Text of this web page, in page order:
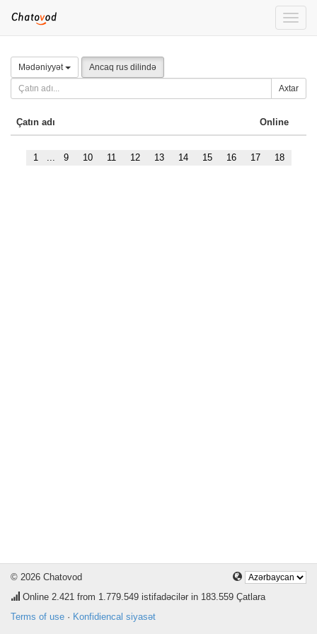
Toggle
Mədəniyyət Ancaq rus dilində
Axtar
Çatın adı Online
1 ... 9 10 11 12 13 14 15 16 17 18
© 2026 Chatovod
Online 2.421 from 1.779.549 istifadəcilər in 183.559 Çatlara
Terms of use · Konfidiencal siyasət